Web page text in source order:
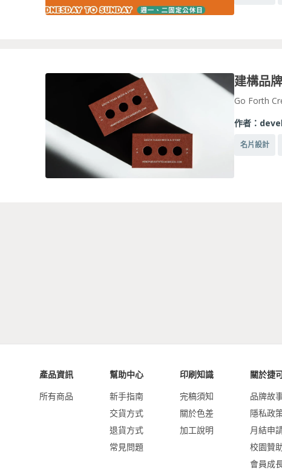
Go Forth
作者：
名片設計
產品資訊
所有商品
幫助中心
新手指南
交貨方式
退貨方式
常見問題
印刷知識
完稿須知
關於色差
加工說明
關於捷
品牌故
隱私政
月結申
校園贊
會員成